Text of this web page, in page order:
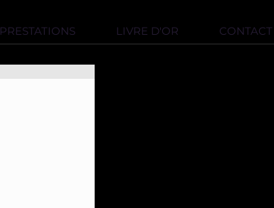
PRESTATIONS LIVRE D'OR CONTACT